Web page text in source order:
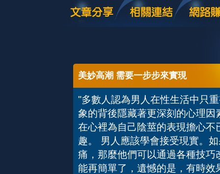
美妙高潮 需要一步步來實現
"多數人認為男人在性生活中只
象的背後隱藏著更深刻的心理
在心裡為自己陰莖的表現擔心
趣。 男人應該學會接受現實。
痛，那麼他們可以通過各種技
能再簡單了，遺憾的是，有時